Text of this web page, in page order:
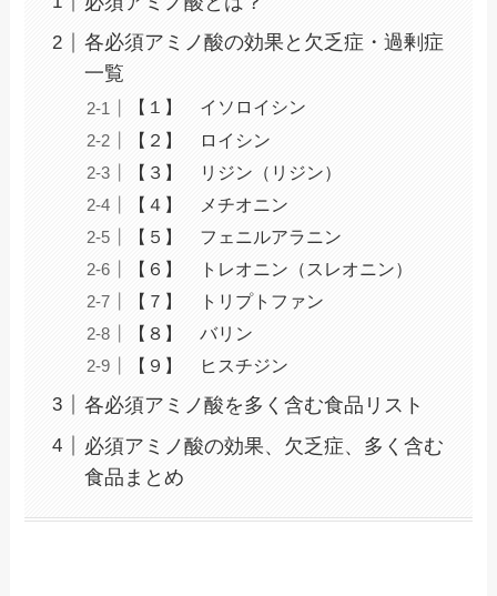
各必須アミノ酸の効果と欠乏症・過剰症
一覧
【１】 イソロイシン
【２】 ロイシン
【３】 リジン（リジン）
【４】 メチオニン
【５】 フェニルアラニン
【６】 トレオニン（スレオニン）
【７】 トリプトファン
【８】 バリン
【９】 ヒスチジン
各必須アミノ酸を多く含む食品リスト
必須アミノ酸の効果、欠乏症、多く含む
食品まとめ